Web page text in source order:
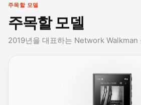
주목할 모델
주목할 모델
2019년을 대표하는 Network Walkman